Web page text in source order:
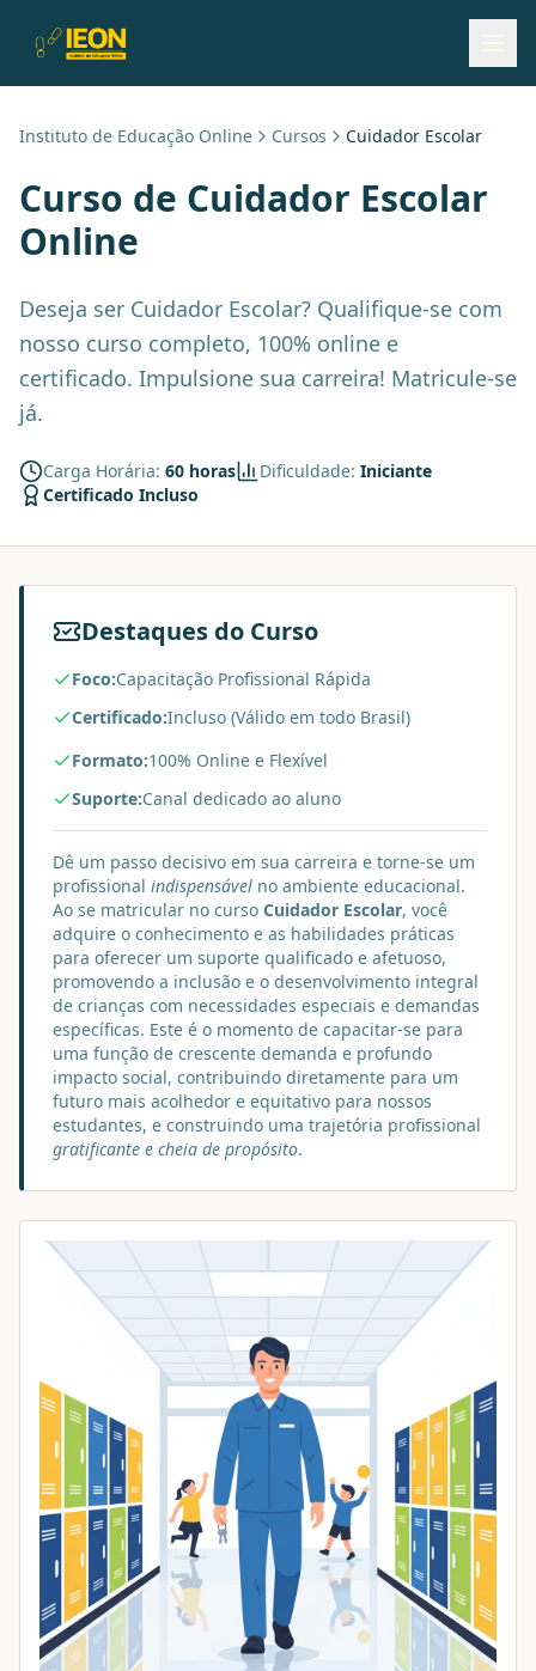
Instituto de Educação Online Cursos Cuidador Escolar
Curso de Cuidador Escolar
Online
Deseja ser Cuidador Escolar? Qualifique-se com
nosso curso completo, 100% online e
certificado. Impulsione sua carreira! Matricule-se
já.
Carga Horária: 60 horas Dificuldade: Iniciante
Certificado Incluso
Destaques do Curso
Foco:Capacitação Profissional Rápida
Certificado:Incluso (Válido em todo Brasil)
Formato:100% Online e Flexível
Suporte:Canal dedicado ao aluno
Dê um passo decisivo em sua carreira e torne-se um
profissional indispensável no ambiente educacional.
Ao se matricular no curso Cuidador Escolar, você
adquire o conhecimento e as habilidades práticas
para oferecer um suporte qualificado e afetuoso,
promovendo a inclusão e o desenvolvimento integral
de crianças com necessidades especiais e demandas
específicas. Este é o momento de capacitar-se para
uma função de crescente demanda e profundo
impacto social, contribuindo diretamente para um
futuro mais acolhedor e equitativo para nossos
estudantes, e construindo uma trajetória profissional
gratificante e cheia de propósito.